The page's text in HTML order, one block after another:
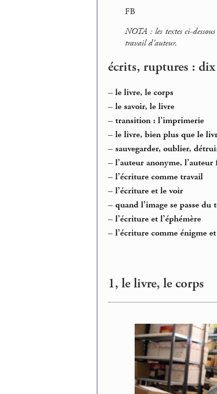
FB
NOTA : les textes ci-
travail d’auteur.
écrits, ruptures :
– le livre, le corps
– le savoir, le livre
– transition : l’imprimerie
– le livre, bien plus que le
– sauvegarder, oublier,
– l’auteur anonyme, l’auteur
– l’écriture comme travail
– l’écriture et le voir
– quand l’image se passe du
– l’écriture et l’éphémère
– l’écriture comme énigme
1, le livre, le corps